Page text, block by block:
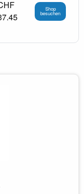
Shop
besuchen